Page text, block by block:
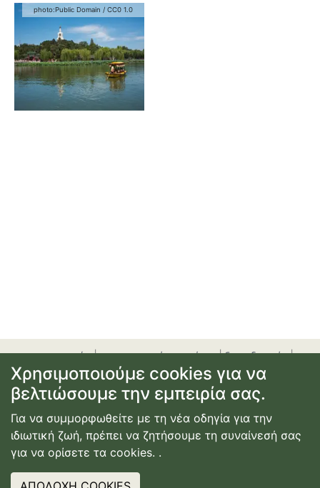
photo:Public Domain / CC0 1.0
προσφορές|αεροπορικά εισιτήρια|ξενοδοχεία|
ενοικίαση αυτοκινήτου|ακτοπλοϊκά εισιτήρια|
ή σύνδεση| επικοινωνία | όροι χρήσης|πολιτική
απορρήτου
© Copyright2026 Κατασκευή Ιστοσελίδας
Webdimension
Χρησιμοποιούμε cookies για να
βελτιώσουμε την εμπειρία σας.
Για να συμμορφωθείτε με τη νέα οδηγία για την
ιδιωτική ζωή, πρέπει να ζητήσουμε τη συναίνεσή σας
για να ορίσετε τα cookies. .